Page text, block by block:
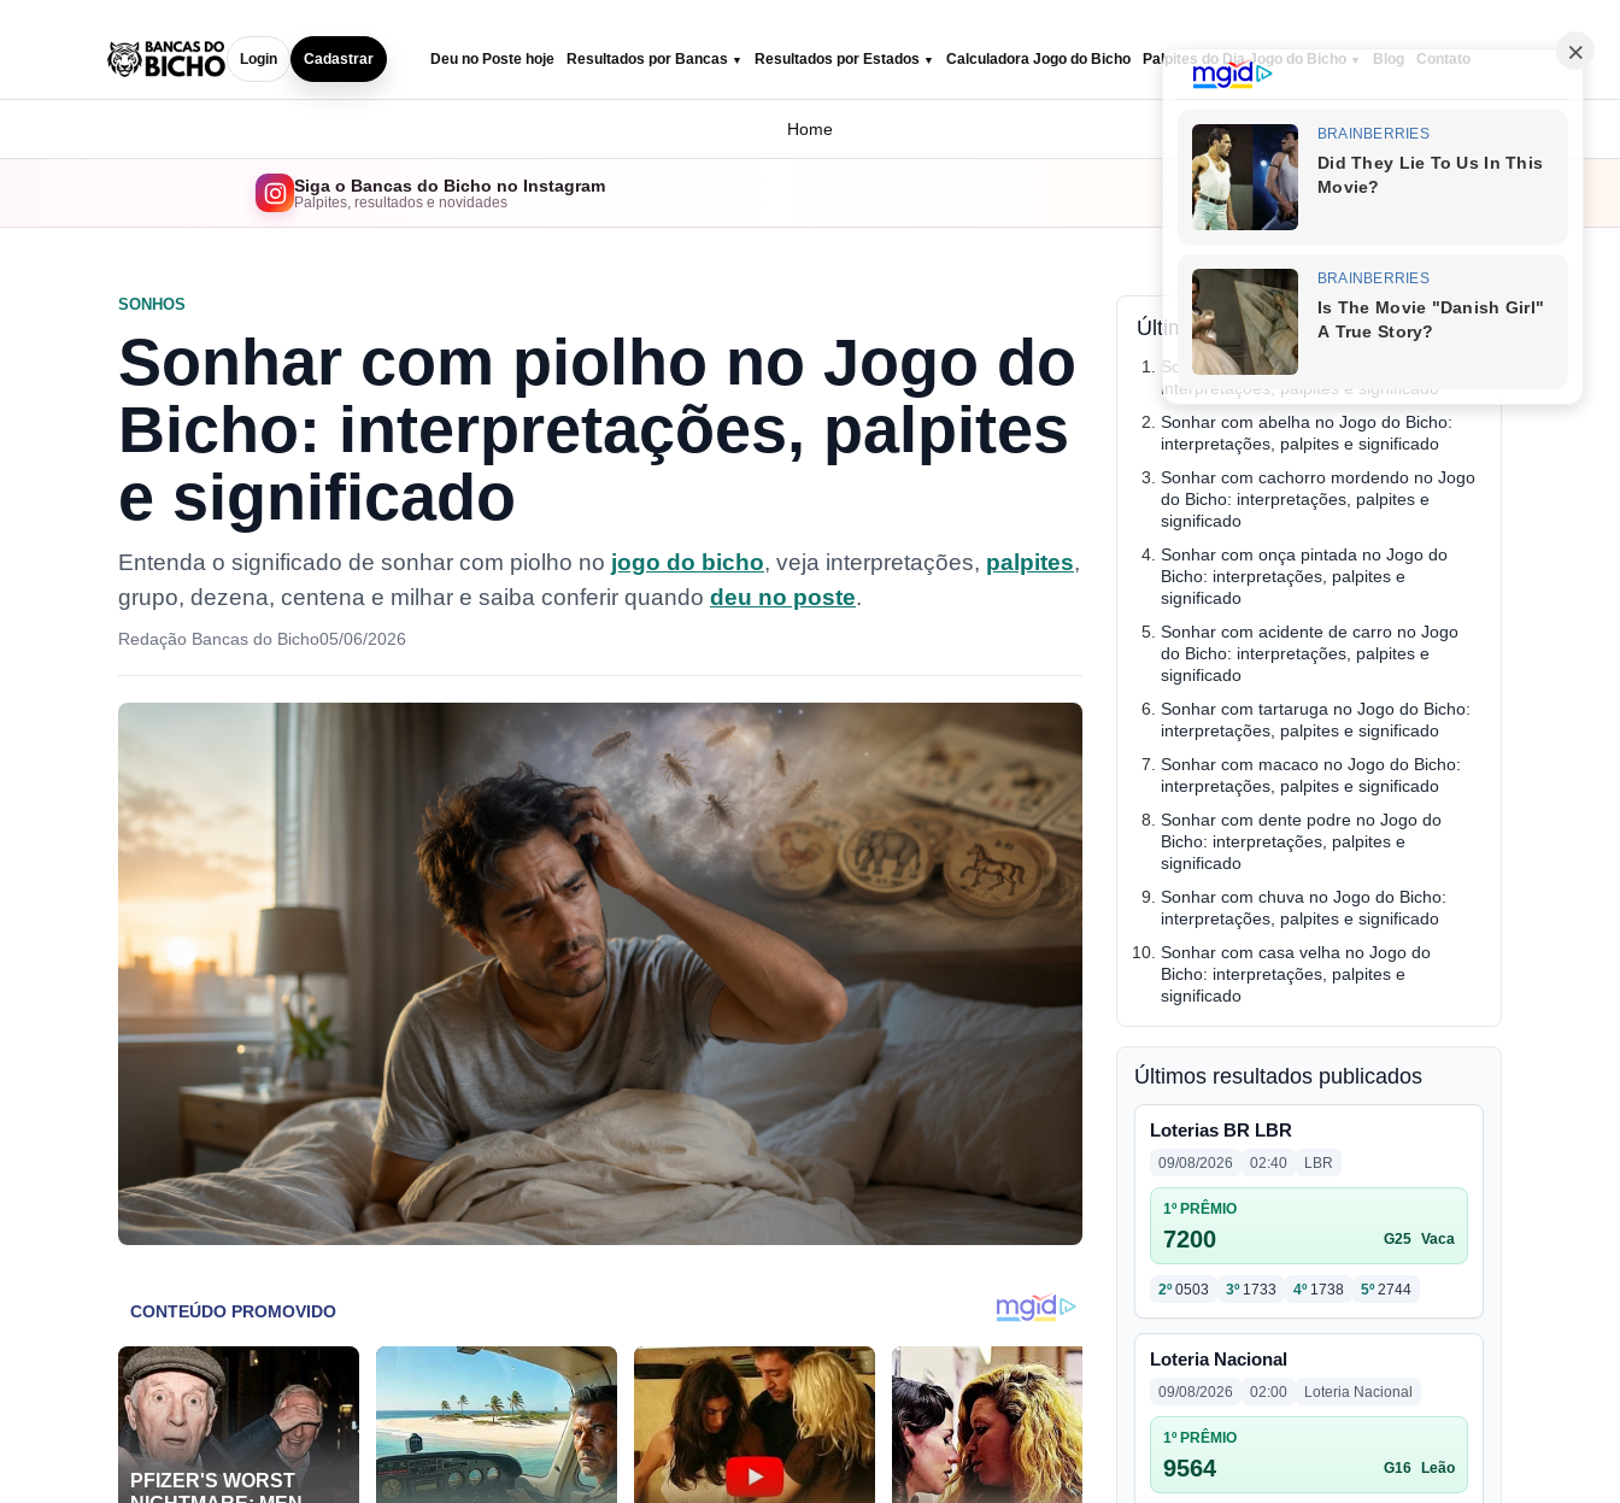
Login Cadastrar Deu no Poste hoje Resultados por Bancas Resultados por Estados Calculadora Jogo do Bicho Palpites do Dia Jogo do Bicho Blog Contato
Home
Siga o Bancas do Bicho no Instagram
Palpites, resultados e novidades
Seguir
SONHOS
Sonhar com piolho no Jogo do
Bicho: interpretações, palpites
e significado
Entenda o significado de sonhar com piolho no jogo do bicho, veja interpretações, palpites,
grupo, dezena, centena e milhar e saiba conferir quando deu no poste.
Redação Bancas do Bicho05/06/2026
Últimos conteúdos
Sonhar com ovo no Jogo do Bicho:
interpretações, palpites e significado
Sonhar com abelha no Jogo do Bicho:
interpretações, palpites e significado
Sonhar com cachorro mordendo no Jogo
do Bicho: interpretações, palpites e
significado
Sonhar com onça pintada no Jogo do
Bicho: interpretações, palpites e
significado
Sonhar com acidente de carro no Jogo
do Bicho: interpretações, palpites e
significado
Sonhar com tartaruga no Jogo do Bicho:
interpretações, palpites e significado
Sonhar com macaco no Jogo do Bicho:
interpretações, palpites e significado
Sonhar com dente podre no Jogo do
Bicho: interpretações, palpites e
significado
Sonhar com chuva no Jogo do Bicho:
interpretações, palpites e significado
Sonhar com casa velha no Jogo do
Bicho: interpretações, palpites e
significado
Últimos resultados publicados
Loterias BR LBR
09/08/2026 02:40 LBR
1º PRÊMIO
7200 G25 Vaca
2º 0503 3º 1733 4º 1738 5º 2744
Loteria Nacional
09/08/2026 02:00 Loteria Nacional
1º PRÊMIO
9564 G16 Leão